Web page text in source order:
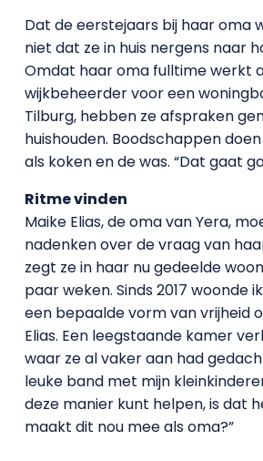
Dat de eerstejaars bij haar oma
niet dat ze in huis nergens naar
Omdat haar oma fulltime werkt
wijkbeheerder voor een
Tilburg, hebben ze afspraken
huishouden. Boodschappen
als koken en de was. “Dat gaat
Ritme vinden
Maike Elias, de oma van Yera,
nadenken over de vraag van
zegt ze in haar nu gedeelde
paar weken. Sinds 2017 woonde
een bepaalde vorm van vrijheid
Elias. Een leegstaande kamer
waar ze al vaker aan had
leuke band met mijn
deze manier kunt helpen, is dat
maakt dit nou mee als oma?”